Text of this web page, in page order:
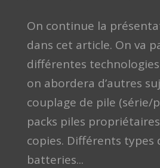
On continue la
dans cet article. On va
différentes
on abordera d’autres
couplage de pile (série/
packs piles
copies. Différents types
batteries...